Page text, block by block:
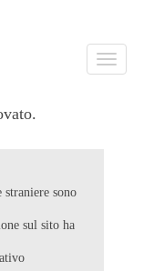
Toggle
sono
sul sito ha